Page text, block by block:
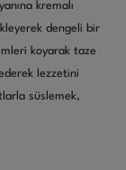
kremalı
dengeli bir
koyarak taze
lezzetini
süslemek,